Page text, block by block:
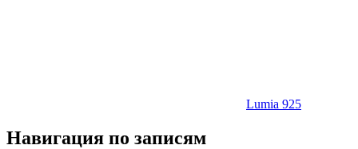
Lumia 925
Навигация по записям